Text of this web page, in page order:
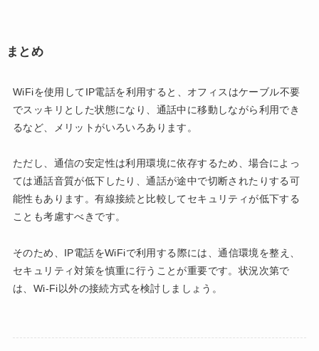
まとめ
WiFiを使用してIP電話を利用すると、オフィスはケーブル不要
でスッキリとした状態になり、通話中に移動しながら利用でき
るなど、メリットがいろいろあります。
ただし、通信の安定性は利用環境に依存するため、場合によっ
ては通話音質が低下したり、通話が途中で切断されたりする可
能性もあります。有線接続と比較してセキュリティが低下する
ことも考慮すべきです。
そのため、IP電話をWiFiで利用する際には、通信環境を整え、
セキュリティ対策を慎重に行うことが重要です。状況次第で
は、Wi-Fi以外の接続方式を検討しましょう。